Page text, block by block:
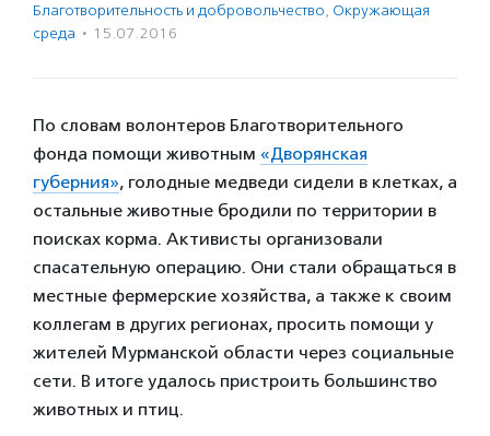
Благотвори­тель­ность и доброволь­чест­во, Окружающая
среда · 15.07.2016
По словам волонтеров Благотворительного
фонда помощи животным «Дворянская
губерния», голодные медведи сидели в клетках, а
остальные животные бродили по территории в
поисках корма. Активисты организовали
спасательную операцию. Они стали обращаться в
местные фермерские хозяйства, а также к своим
коллегам в других регионах, просить помощи у
жителей Мурманской области через социальные
сети. В итоге удалось пристроить большинство
животных и птиц.